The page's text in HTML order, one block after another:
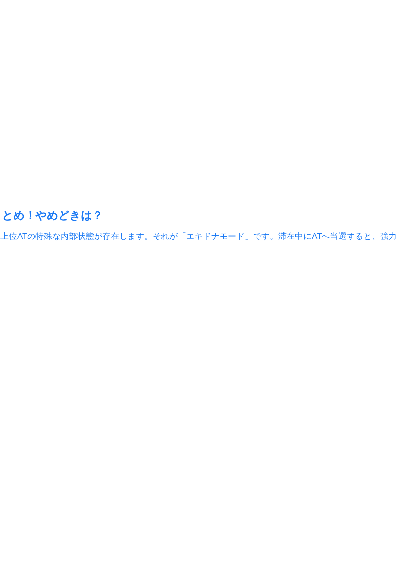
め！やめどきは？
位ATの特殊な内部状態が存在します。それが「エキドナモード」です。滞在中にATへ当選すると、強力